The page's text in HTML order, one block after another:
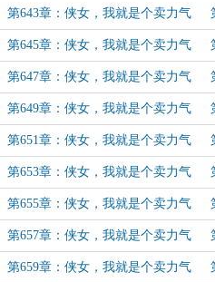
的酱油党（16）
第643章：侠女，我就是个卖力气
的酱油党（18）
第645章：侠女，我就是个卖力气
的酱油党（20）
第647章：侠女，我就是个卖力气
的酱油党（22）
第649章：侠女，我就是个卖力气
的酱油党（24）
第651章：侠女，我就是个卖力气
的酱油党（26）
第653章：侠女，我就是个卖力气
的酱油党（28）
第655章：侠女，我就是个卖力气
的酱油党（30）
第657章：侠女，我就是个卖力气
的酱油党（32）
第659章：侠女，我就是个卖力气